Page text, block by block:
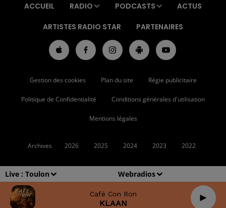
Live : Toulon Webradios
Café Con Ron
KLAAN
ACCUEIL RADIO PODCASTS ACTUS
ARTISTES RADIO STAR PARTENAIRES
Gestion des cookies Plan du site Régie publicitaire
Politique de Confidentialité Conditions générales d'utilisation
Mentions légales
Archives 2026 2025 2024 2023 2022